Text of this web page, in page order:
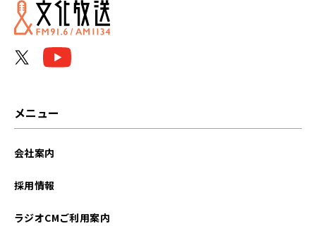
2023年09月
メニュー
会社案内
採用情報
ラジオCMご利用案内